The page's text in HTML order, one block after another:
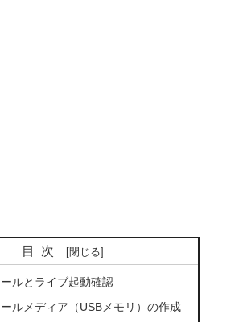
目次
ルとライブ起動確認
ルメディア（USBメモリ）の作成